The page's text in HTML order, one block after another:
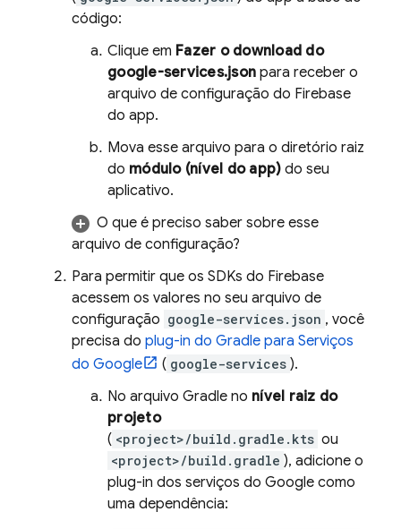
código:
Clique em Fazer o download do
google-services.json para receber o
arquivo de configuração do Firebase
do app.
Mova esse arquivo para o diretório raiz
do módulo (nível do app) do seu
aplicativo.
O que é preciso saber sobre esse
arquivo de configuração?
Para permitir que os SDKs do Firebase
acessem os valores no seu arquivo de
configuração google-services.json , você
precisa do plug-in do Gradle para Serviços
do Google
( google-services ).
No arquivo Gradle no nível raiz do
projeto
( <project>/build.gradle.kts ou
<project>/build.gradle ), adicione o
plug-in dos serviços do Google como
uma dependência: